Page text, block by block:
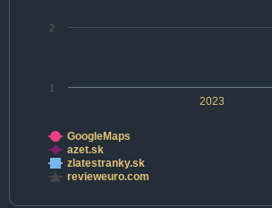
2023
1
2
GoogleMaps
azet.sk
zlatestranky.sk
revieweuro.com